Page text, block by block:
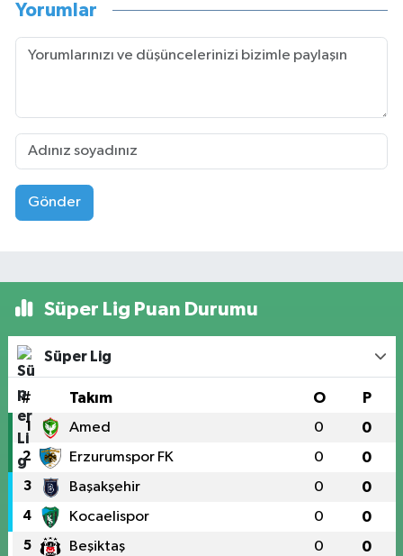
Yorumlar
Gönder
Süper Lig Puan Durumu
Süper Lig
# Takım O P
1 Amed 0 0
2 Erzurumspor FK 0 0
3 Başakşehir 0 0
4 Kocaelispor 0 0
5 Beşiktaş 0 0